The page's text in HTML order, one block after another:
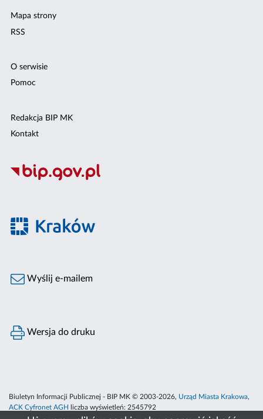
Mapa strony
RSS
O serwisie
Pomoc
Redakcja BIP MK
Kontakt
Wyślij e-mailem
Wersja do druku
Biuletyn Informacji Publicznej - BIP MK © 2003-2026, Urząd Miasta Krakowa,
ACK Cyfronet AGH
liczba wyświetleń: 2545792